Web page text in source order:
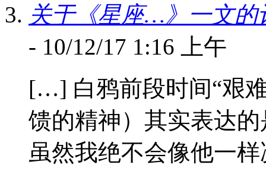
关于《星座…》一文的
- 10/12/17 1:16 上午
[…] 白鸦前段时间“艰
馈的精神）其实表达
虽然我绝不会像他一